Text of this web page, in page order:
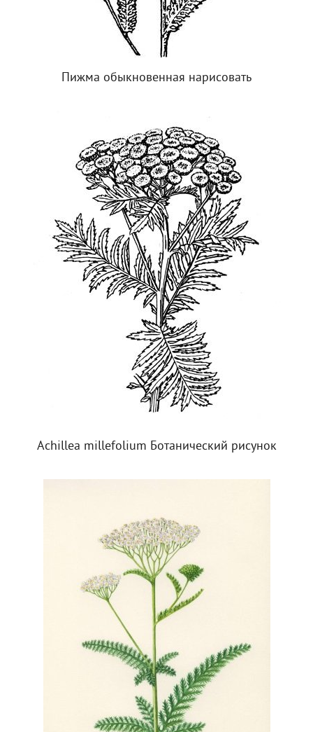
Пижма обыкновенная нарисовать
Achillea millefolium Ботанический рисунок